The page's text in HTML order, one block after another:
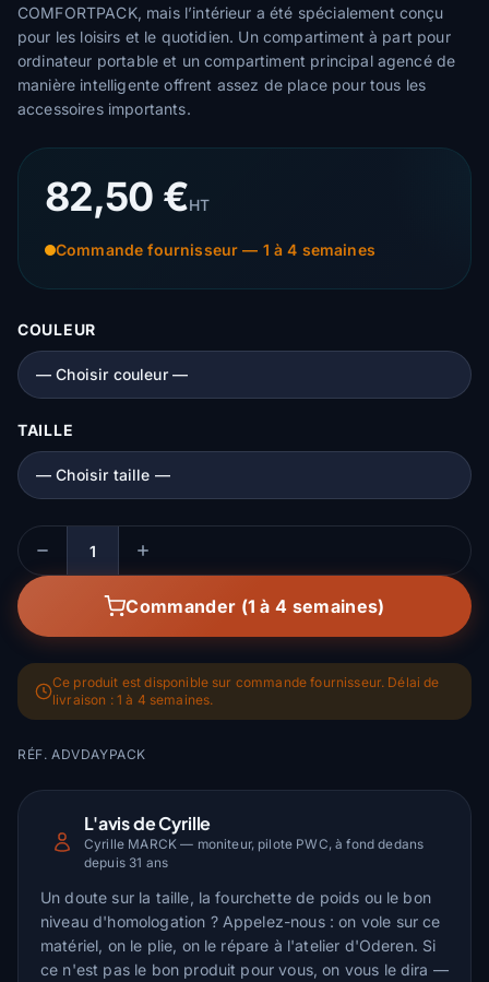
COMFORTPACK, mais l’intérieur a été spécialement conçu
pour les loisirs et le quotidien. Un compartiment à part pour
ordinateur portable et un compartiment principal agencé de
manière intelligente offrent assez de place pour tous les
accessoires importants.
82,50 €HT
Commande fournisseur — 1 à 4 semaines
COULEUR
TAILLE
Quantité
Commander (1 à 4 semaines)
Ce produit est disponible sur commande fournisseur. Délai de
livraison : 1 à 4 semaines.
RÉF. ADVDAYPACK
L'avis de Cyrille
Cyrille MARCK — moniteur, pilote PWC, à fond dedans
depuis 31 ans
Un doute sur la taille, la fourchette de poids ou le bon
niveau d'homologation ? Appelez-nous : on vole sur ce
matériel, on le plie, on le répare à l'atelier d'Oderen. Si
ce n'est pas le bon produit pour vous, on vous le dira —